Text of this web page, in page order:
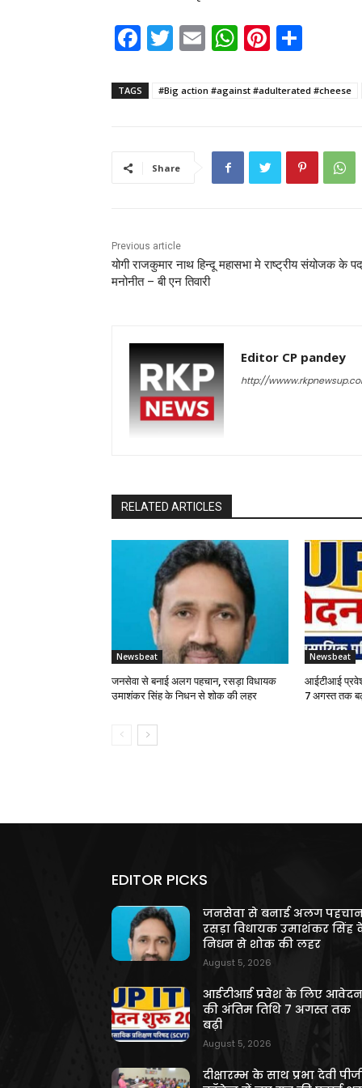
F
a
c
o
T
w
itt
E
m
ai
W
h
a
A
p
Pi
nt
er
st
ar
TAGS #Big action #against #adulterated #cheese
Share
Previous article
योगी राजकुमार नाथ हिन्दू महासभा मे राष्ट्रीय संयोजक के
मनोनीत – बी एन तिवारी
Editor CP pandey
http://
RELATED ARTICLES
Newsbeat
जनसेवा से बनाई अलग पहचान, रसड़ा विधायक
उमाशंकर सिंह के निधन से शोक की लहर
Newsbeat
आईटीआई
7 अगस्त तक
EDITOR PICKS
जनसेवा से बनाई अलग
रसड़ा विधायक उमाशंकर सिंह
निधन से शोक की लहर
August 5, 2026
आईटीआई प्रवेश के लिए
की अंतिम तिथि 7 अगस्त तक
बढ़ी
August 5, 2026
दीक्षारम्भ के साथ प्रभा देवी